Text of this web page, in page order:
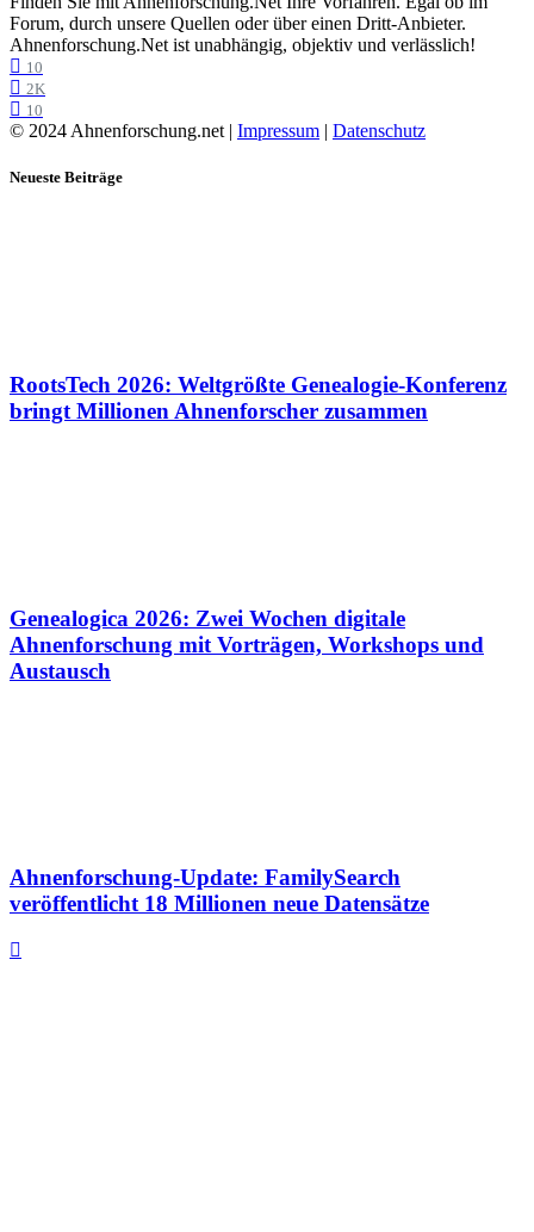
Forum, durch unsere Quellen oder über einen Dritt-Anbieter.
Ahnenforschung.Net ist unabhängig, objektiv und verlässlich!
10
2K
10
© 2024 Ahnenforschung.net | Impressum | Datenschutz
Neueste Beiträge
RootsTech 2026: Weltgrößte Genealogie-Konferenz
bringt Millionen Ahnenforscher zusammen
Genealogica 2026: Zwei Wochen digitale
Ahnenforschung mit Vorträgen, Workshops und
Austausch
Ahnenforschung-Update: FamilySearch
veröffentlicht 18 Millionen neue Datensätze